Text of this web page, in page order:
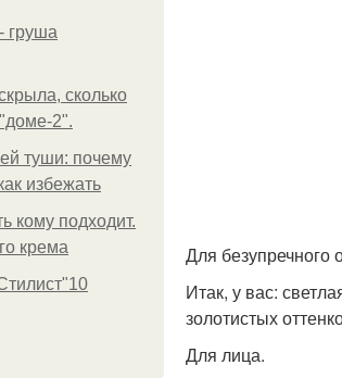
груша
сколько
2".
туши: почему
избежать
кому подходит.
крема
Для безупречного
Итак, у вас:
золотистых
Для лица.